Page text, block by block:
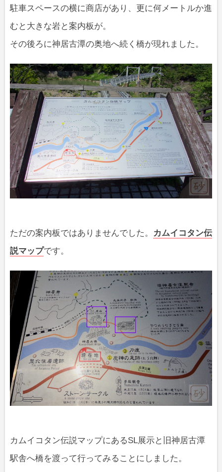
駐車スペースの横に商店があり、更に何メートルか進
むと大きな岩と案内板が。
その後ろに神居古潭の奥地へ続く橋が現れました。
ただの案内板ではありませんでした。
カムイコタン伝
説マップです。
カムイコタン伝説マップにあるSL展示と旧神居古潭
駅舎へ橋を渡って行ってみることにしました。